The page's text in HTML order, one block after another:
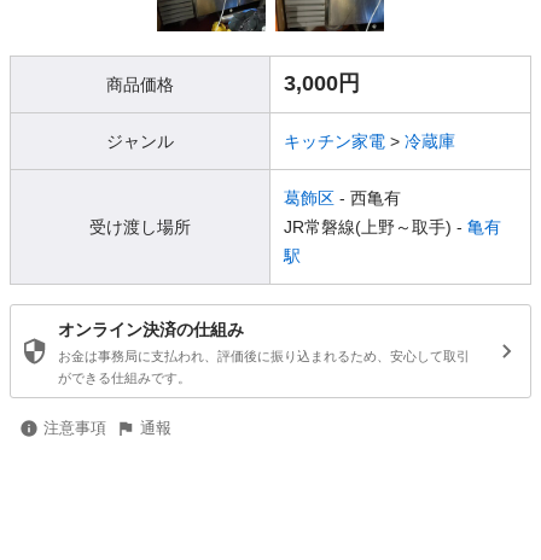
商品価格 3,000円
ジャンル キッチン家電 > 冷蔵庫
受け渡し場所
葛飾区 - 西亀有
JR常磐線(上野～取手) - 亀有
駅
オンライン決済の仕組み
お金は事務局に支払われ、評価後に振り込まれるため、安心して取引
ができる仕組みです。
注意事項 通報